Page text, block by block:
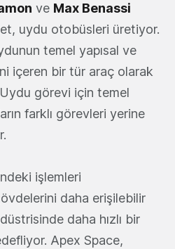
ve Max Benassi
uydu otobüsleri üretiyor.
temel yapısal ve
içeren bir tür araç olarak
görevi için temel
farklı görevleri yerine
işlemleri
daha erişilebilir
daha hızlı bir
Apex Space,